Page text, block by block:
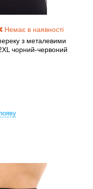
Немає в наявності
з металевими
чорний-червоний